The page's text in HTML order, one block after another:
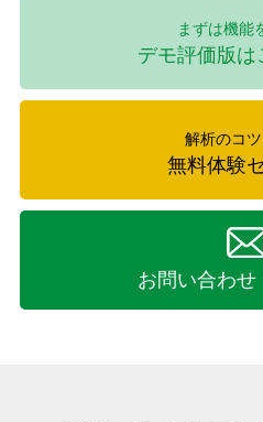
まずは機能
デモ評価版は
解析のコ
無料体験
お問い合わせ